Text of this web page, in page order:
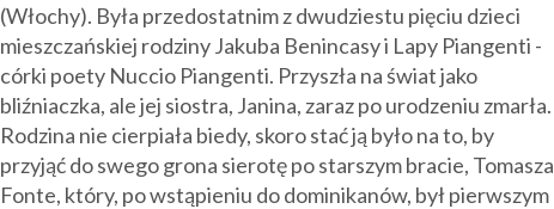
(Włochy). Była przedostatnim z dwudziestu pięciu dzieci
mieszczańskiej rodziny Jakuba Benincasy i Lapy Piangenti -
córki poety Nuccio Piangenti. Przyszła na świat jako
bliźniaczka, ale jej siostra, Janina, zaraz po urodzeniu zmarła.
Rodzina nie cierpiała biedy, skoro stać ją było na to, by
przyjąć do swego grona sierotę po starszym bracie, Tomasza
Fonte, który, po wstąpieniu do dominikanów, był pierwszym